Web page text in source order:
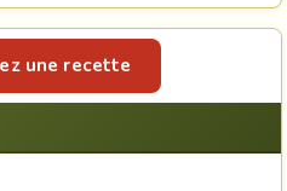
une recette